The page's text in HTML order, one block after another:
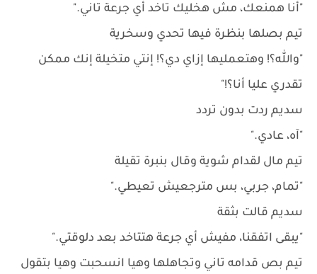
"أنا همنعك، مش هخليك تاخد أي جرعة تاني."
تيم بصلها بنظرة فيها تحدي وسخرية
"والله؟! وهتعمليها إزاي دي؟! إنتي متخيلة إنك ممكن
تقدري عليا أنا؟!"
سديم ردت بدون تردد
"آه، عادي."
تيم مال لقدام شوية وقال بنبرة تقيلة
"تمام، جربي، بس مترجعيش تعيطي."
سديم قالت بثقة
"يبقى اتفقنا، مفيش أي جرعة هتتاخد بعد دلوقتي."
تيم بص قدامه تاني وتجاهلها وهيا انسحبت وهيا بتقول